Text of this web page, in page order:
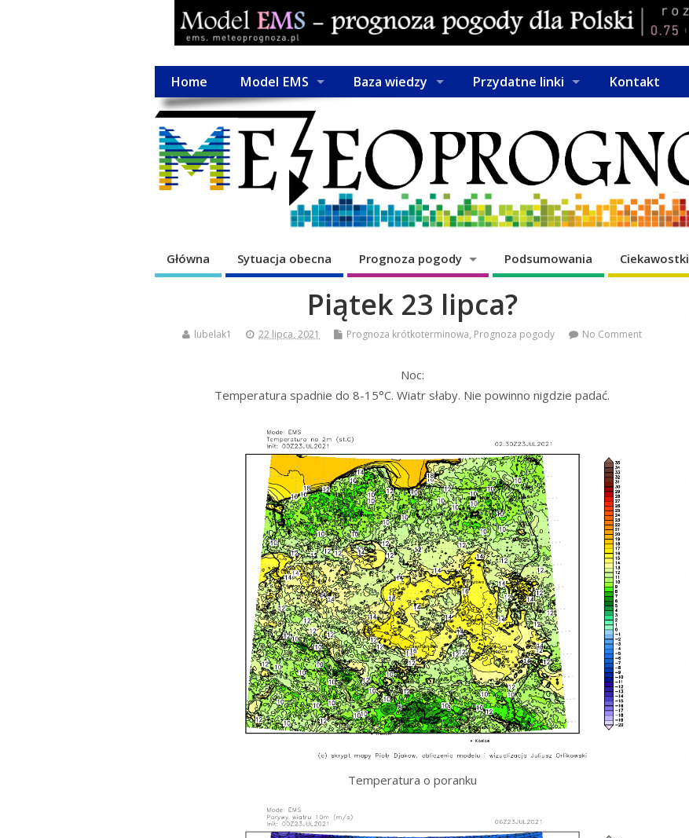
Home Model EMS Baza wiedzy Przydatne linki Kontakt
Główna Sytuacja obecna Prognoza pogody Podsumowania Ciekawostki
Piątek 23 lipca?
lubelak1 22 lipca, 2021 Prognoza krótkoterminowa, Prognoza pogody No Comment
Noc:
Temperatura spadnie do 8-15°C. Wiatr słaby. Nie powinno nigdzie padać.
Temperatura o poranku